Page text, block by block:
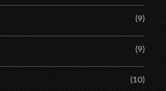
(9)
(9)
(10)